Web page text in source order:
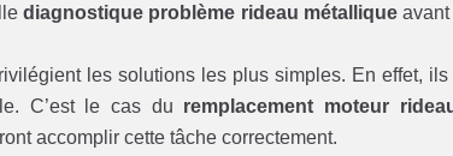
diagnostique problème rideau métallique avant
les solutions les plus simples. En effet, ils
C’est le cas du remplacement moteur
accomplir cette tâche correctement.